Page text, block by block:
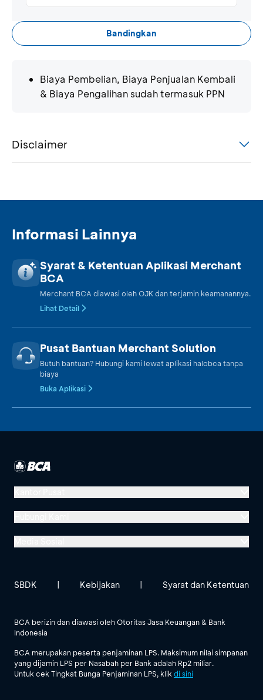
Bandingkan
Biaya Pembelian, Biaya Penjualan Kembali
& Biaya Pengalihan sudah termasuk PPN
Disclaimer
Informasi Lainnya
Syarat & Ketentuan Aplikasi Merchant
BCA
Merchant BCA diawasi oleh OJK dan terjamin keamanannya.
Lihat Detail
Pusat Bantuan Merchant Solution
Butuh bantuan? Hubungi kami lewat aplikasi halobca tanpa
biaya
Buka Aplikasi
Menara BCA, Grand Indonesia
Jl. MH Thamrin No. 1
Lihat Semua Media Sosial
BCA berizin dan diawasi oleh Otoritas Jasa Keuangan & Bank
Indonesia
BCA merupakan peserta penjaminan LPS. Maksimum nilai simpanan
yang dijamin LPS per Nasabah per Bank adalah Rp2 miliar.
Untuk cek Tingkat Bunga Penjaminan LPS, klik di sini
SBDK | Kebijakan | Syarat dan Ketentuan